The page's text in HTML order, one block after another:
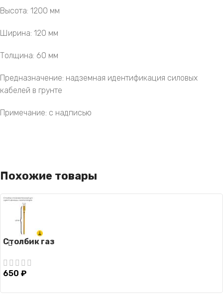
Высота: 1200 мм
Ширина: 120 мм
Толщина: 60 мм
Предназначение: надземная идентификация силовых
кабелей в грунте
Примечание: с надписью
Похожие товары
Столбик газ
650 ₽